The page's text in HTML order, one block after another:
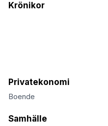
Krönikor
Privatekonomi
Boende
Samhälle